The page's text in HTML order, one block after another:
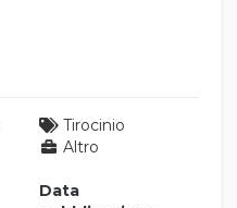
Tirocinio
Altro
Data